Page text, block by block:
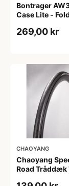
Bontrager
Case Lite -
med refleks
269,00 kr
CHAOYANG
Chaoyang
Road